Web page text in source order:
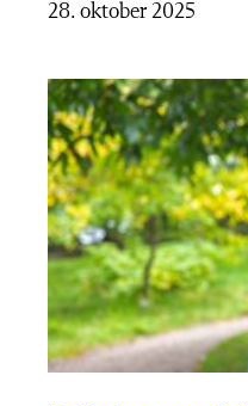
28. oktober 2025